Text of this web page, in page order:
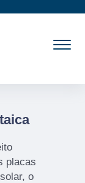
placas
o